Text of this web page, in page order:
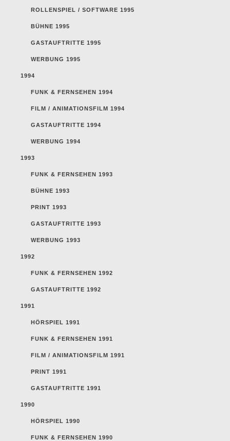
ROLLENSPIEL / SOFTWARE 1995
BÜHNE 1995
GASTAUFTRITTE 1995
WERBUNG 1995
1994
FUNK & FERNSEHEN 1994
FILM / ANIMATIONSFILM 1994
GASTAUFTRITTE 1994
WERBUNG 1994
1993
FUNK & FERNSEHEN 1993
BÜHNE 1993
PRINT 1993
GASTAUFTRITTE 1993
WERBUNG 1993
1992
FUNK & FERNSEHEN 1992
GASTAUFTRITTE 1992
1991
HÖRSPIEL 1991
FUNK & FERNSEHEN 1991
FILM / ANIMATIONSFILM 1991
PRINT 1991
GASTAUFTRITTE 1991
1990
HÖRSPIEL 1990
FUNK & FERNSEHEN 1990